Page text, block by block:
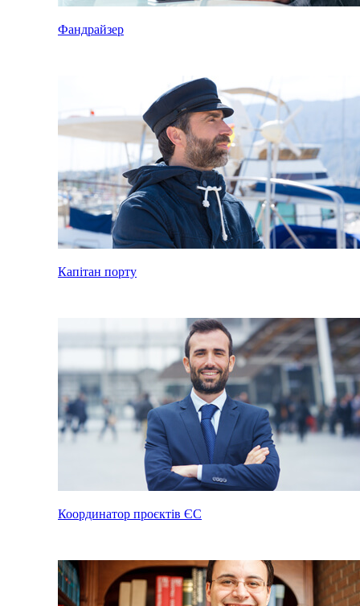
Фандрайзер
Капітан порту
Координатор проєктів ЄС